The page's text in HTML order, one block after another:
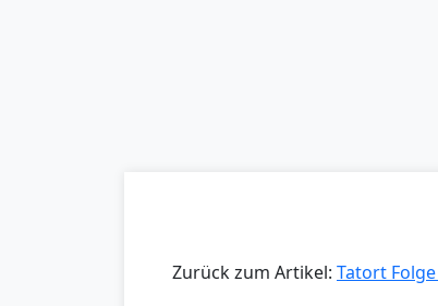
Zurück zum Artikel: Tatort